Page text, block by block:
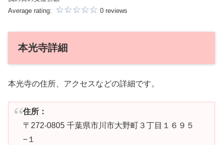
Average rating:
0 reviews
本光寺詳細
本光寺の住所、アクセスなどの詳細です。
住所：
〒272-0805 千葉県市川市大野町３丁目１６９５
−１